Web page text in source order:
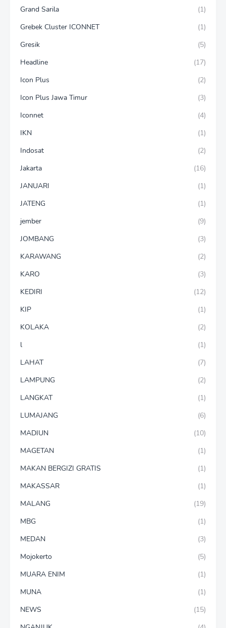
Grand Sarila
(1)
Grebek Cluster ICONNET
(1)
Gresik
(5)
Headline
(17)
Icon Plus
(2)
Icon Plus Jawa Timur
(3)
Iconnet
(4)
IKN
(1)
Indosat
(2)
Jakarta
(16)
JANUARI
(1)
JATENG
(1)
jember
(9)
JOMBANG
(3)
KARAWANG
(2)
KARO
(3)
KEDIRI
(12)
KIP
(1)
KOLAKA
(2)
l
(1)
LAHAT
(7)
LAMPUNG
(2)
LANGKAT
(1)
LUMAJANG
(6)
MADIUN
(10)
MAGETAN
(1)
MAKAN BERGIZI GRATIS
(1)
MAKASSAR
(1)
MALANG
(19)
MBG
(1)
MEDAN
(3)
Mojokerto
(5)
MUARA ENIM
(1)
MUNA
(1)
NEWS
(15)